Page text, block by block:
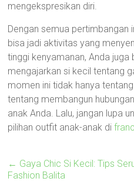
mengekspresikan diri.
Dengan semua pertimbangan
bisa jadi aktivitas yang
tinggi kenyamanan, Anda
mengajarkan si kecil tentang
momen ini tidak hanya
tentang membangun
anak Anda. Lalu, jangan lupa
pilihan outfit anak-anak di
← Gaya Chic Si Kecil: Tips
Fashion Balita